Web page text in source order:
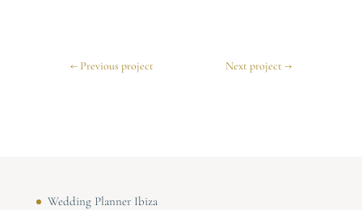
← Previous project Next project →
Wedding Planner Ibiza